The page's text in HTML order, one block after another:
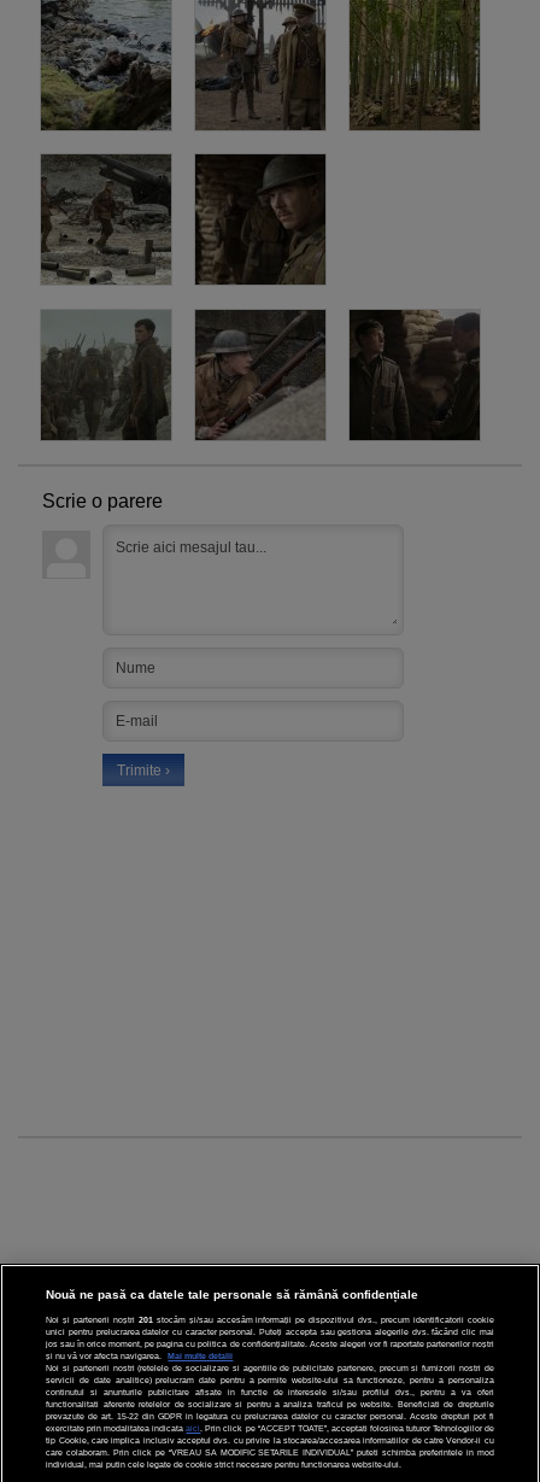
Scrie o parere
CINEMA
DIVERTISMENT
STIRI
TEHNOLOGIE
Nouă ne pasă ca datele tale personale să rămână confidențiale
Noi și partenerii noștri 201 stocăm și/sau accesăm informații pe dispozitivul dvs., precum identificatorii cookie
unici pentru prelucrarea datelor cu caracter personal. Puteți accepta sau gestiona alegerile dvs. făcând clic mai
jos sau în orice moment, pe pagina cu politica de confidențialitate. Aceste alegeri vor fi raportate partenerilor noștri
și nu vă vor afecta navigarea.
Mai multe detalii
Noi si partenerii nostri (retelele de socializare si agentiile de publicitate partenere, precum si furnizorii nostri de
servicii de date analitice) prelucram date pentru a permite website-ului sa functioneze, pentru a personaliza
continutul si anunturile publicitare afisate in functie de interesele si/sau profilul dvs., pentru a va oferi
functionalitati aferente retelelor de socializare si pentru a analiza traficul pe website. Beneficiati de drepturile
prevazute de art. 15-22 din GDPR in legatura cu prelucrarea datelor cu caracter personal. Aceste drepturi pot fi
exercitate prin modalitatea indicataaici . Prin click pe “ACCEPT TOATE”, acceptati folosirea tuturor Tehnologiilor de
tip Cookie, care implica inclusiv acceptul dvs. cu privire la stocarea/accesarea informatiilor de catre Vendor-ii cu
care colaboram. Prin click pe “VREAU SA MODIFIC SETARILE INDIVIDUAL” puteti schimba preferintele in mod
individual, mai putin cele legate de cookie strict necesare pentru functionarea website-ului.